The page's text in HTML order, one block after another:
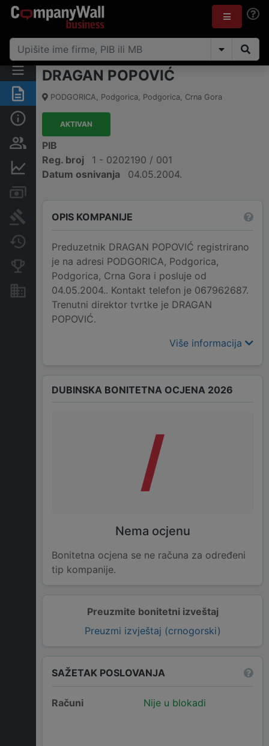
Sažetak
Osobe i vlasništvo
Finansijski podaci
Arhiva sudskih objava
Promjene
Konkurentne kompanije
Nekretnine i imovina
DRAGAN POPOVIĆ
PODGORICA, Podgorica, Podgorica, Crna Gora
AKTIVAN
PIB
Reg. broj
1 - 0202190 / 001
Datum osnivanja
04.05.2004.
OPIS KOMPANIJE
Preduzetnik DRAGAN POPOVIĆ registrirano
je na adresi PODGORICA, Podgorica,
Podgorica, Crna Gora i posluje od
04.05.2004.. Kontakt telefon je 067962687.
Trenutni direktor tvrtke je DRAGAN
POPOVIĆ.
Više informacija
Preuzmite bonitetni izveštaj
Preuzmi izvještaj (crnogorski)
DUBINSKA BONITETNA OCJENA 2026
/
Nema ocjenu
Bonitetna ocjena se ne računa za određeni
tip kompanije.
SAŽETAK POSLOVANJA
Računi Nije u blokadi